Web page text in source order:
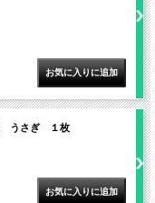
うさぎ １枚